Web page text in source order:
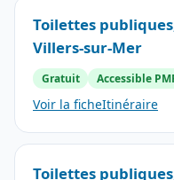
Toilettes
Villers-sur-Mer
Gratuit Accessible
Voir la ficheItinéraire
Toilettes